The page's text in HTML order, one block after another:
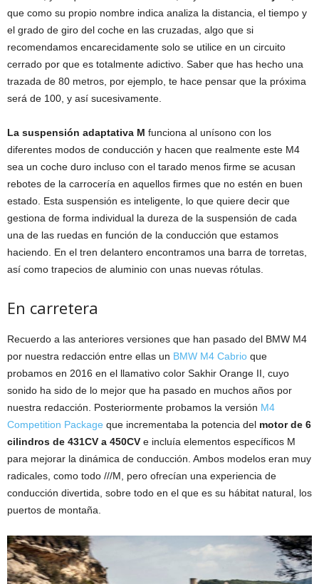
que como su propio nombre indica analiza la distancia, el tiempo y
el grado de giro del coche en las cruzadas, algo que si
recomendamos encarecidamente solo se utilice en un circuito
cerrado por que es totalmente adictivo. Saber que has hecho una
trazada de 80 metros, por ejemplo, te hace pensar que la próxima
será de 100, y así sucesivamente.
La suspensión adaptativa M funciona al unísono con los
diferentes modos de conducción y hacen que realmente este M4
sea un coche duro incluso con el tarado menos firme se acusan
rebotes de la carrocería en aquellos firmes que no estén en buen
estado. Esta suspensión es inteligente, lo que quiere decir que
gestiona de forma individual la dureza de la suspensión de cada
una de las ruedas en función de la conducción que estamos
haciendo. En el tren delantero encontramos una barra de torretas,
así como trapecios de aluminio con unas nuevas rótulas.
En carretera
Recuerdo a las anteriores versiones que han pasado del BMW M4
por nuestra redacción entre ellas un BMW M4 Cabrio que
probamos en 2016 en el llamativo color Sakhir Orange II, cuyo
sonido ha sido de lo mejor que ha pasado en muchos años por
nuestra redacción. Posteriormente probamos la versión M4
Competition Package que incrementaba la potencia del motor de 6
cilindros de 431CV a 450CV e incluía elementos específicos M
para mejorar la dinámica de conducción. Ambos modelos eran muy
radicales, como todo ///M, pero ofrecían una experiencia de
conducción divertida, sobre todo en el que es su hábitat natural, los
puertos de montaña.